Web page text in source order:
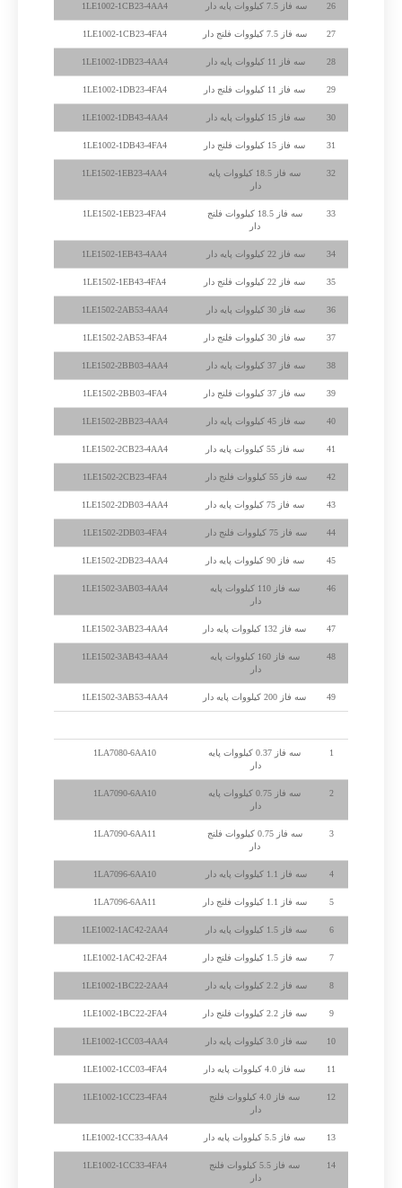
26 سه فاز 7.5 کیلووات پایه دار 1LE1002-1CB23-4AA4
27 سه فاز 7.5 کیلووات فلنج دار 1LE1002-1CB23-4FA4
28 سه فاز 11 کیلووات پایه دار 1LE1002-1DB23-4AA4
29 سه فاز 11 کیلووات فلنج دار 1LE1002-1DB23-4FA4
30 سه فاز 15 کیلووات پایه دار 1LE1002-1DB43-4AA4
31 سه فاز 15 کیلووات فلنج دار 1LE1002-1DB43-4FA4
32
سه فاز 18.5 کیلووات پایه
دار
1LE1502-1EB23-4AA4
33
سه فاز 18.5 کیلووات فلنج
دار
1LE1502-1EB23-4FA4
34 سه فاز 22 کیلووات پایه دار 1LE1502-1EB43-4AA4
35 سه فاز 22 کیلووات فلنج دار 1LE1502-1EB43-4FA4
36 سه فاز 30 کیلووات پایه دار 1LE1502-2AB53-4AA4
37 سه فاز 30 کیلووات فلنج دار 1LE1502-2AB53-4FA4
38 سه فاز 37 کیلووات پایه دار 1LE1502-2BB03-4AA4
39 سه فاز 37 کیلووات فلنج دار 1LE1502-2BB03-4FA4
40 سه فاز 45 کیلووات پایه دار 1LE1502-2BB23-4AA4
41 سه فاز 55 کیلووات پایه دار 1LE1502-2CB23-4AA4
42 سه فاز 55 کیلووات فلنج دار 1LE1502-2CB23-4FA4
43 سه فاز 75 کیلووات پایه دار 1LE1502-2DB03-4AA4
44 سه فاز 75 کیلووات فلنج دار 1LE1502-2DB03-4FA4
45 سه فاز 90 کیلووات پایه دار 1LE1502-2DB23-4AA4
46
سه فاز 110 کیلووات پایه
دار
1LE1502-3AB03-4AA4
47 سه فاز 132 کیلووات پایه دار 1LE1502-3AB23-4AA4
48
سه فاز 160 کیلووات پایه
دار
1LE1502-3AB43-4AA4
49 سه فاز 200 کیلووات پایه دار 1LE1502-3AB53-4AA4
1
سه فاز 0.37 کیلووات پایه
دار
1LA7080-6AA10
2
سه فاز 0.75 کیلووات پایه
دار
1LA7090-6AA10
3
سه فاز 0.75 کیلووات فلنج
دار
1LA7090-6AA11
4 سه فاز 1.1 کیلووات پایه دار 1LA7096-6AA10
5 سه فاز 1.1 کیلووات فلنج دار 1LA7096-6AA11
6 سه فاز 1.5 کیلووات پایه دار 1LE1002-1AC42-2AA4
7 سه فاز 1.5 کیلووات فلنج دار 1LE1002-1AC42-2FA4
8 سه فاز 2.2 کیلووات پایه دار 1LE1002-1BC22-2AA4
9 سه فاز 2.2 کیلووات فلنج دار 1LE1002-1BC22-2FA4
10 سه فاز 3.0 کیلووات پایه دار 1LE1002-1CC03-4AA4
11 سه فاز 4.0 کیلووات پایه دار 1LE1002-1CC03-4FA4
12
سه فاز 4.0 کیلووات فلنج
دار
1LE1002-1CC23-4FA4
13 سه فاز 5.5 کیلووات پایه دار 1LE1002-1CC33-4AA4
14
سه فاز 5.5 کیلووات فلنج
دار
1LE1002-1CC33-4FA4